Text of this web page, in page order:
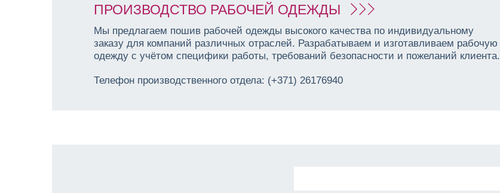
ПРОИЗВОДСТВО РАБОЧЕЙ ОДЕЖДЫ
Мы предлагаем пошив рабочей одежды высокого качества по индивидуальному
заказу для компаний различных отраслей. Разрабатываем и изготавливаем рабочую
одежду с учётом специфики работы, требований безопасности и пожеланий клиента.
Телефон производственного отдела: (+371) 26176940